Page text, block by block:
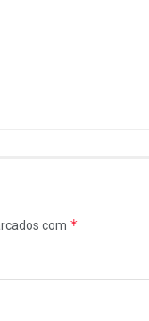
com *